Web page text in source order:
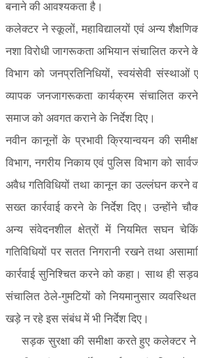
बनाने की आवश्यकता है।
कलेक्टर ने स्कूलों, महाविद्यालयों एवं अन्य
नशा विरोधी जागरूकता अभियान संचालित करने
विभाग को जनप्रतिनिधियों, स्वयंसेवी
व्यापक जनजागरूकता कार्यक्रम संचालित
समाज को अवगत कराने के निर्देश दिए।
नवीन कानूनों के प्रभावी क्रियान्वयन की
विभाग, नगरीय निकाय एवं पुलिस विभाग को
अवैध गतिविधियों तथा कानून का उल्लंघन करने
सख्त कार्रवाई करने के निर्देश दिए। उन्होंने
अन्य संवेदनशील क्षेत्रों में नियमित सघन
गतिविधियों पर सतत निगरानी रखने तथा
कार्रवाई सुनिश्चित करने को कहा। साथ ही
संचालित ठेले-गुमटियों को नियमानुसार
खड़े न रहे इस संबंध में भी निर्देश दिए।
सड़क सुरक्षा की समीक्षा करते हुए कलेक्टर ने